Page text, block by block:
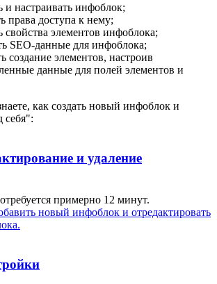
и настраивать инфоблок;
права доступа к нему;
свойства элементов инфоблока;
SEO-данные для инфоблока;
создание элементов, настроив
данные для полей элементов и
как создать новый инфоблок и
себя":
и удаление
примерно 12 минут.
новый инфоблок и отредактировать